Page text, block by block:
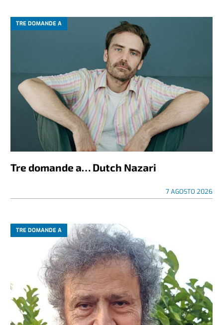
TRE DOMANDE A
Tre domande a… Dutch Nazari
7 AGOSTO 2026
TRE DOMANDE A